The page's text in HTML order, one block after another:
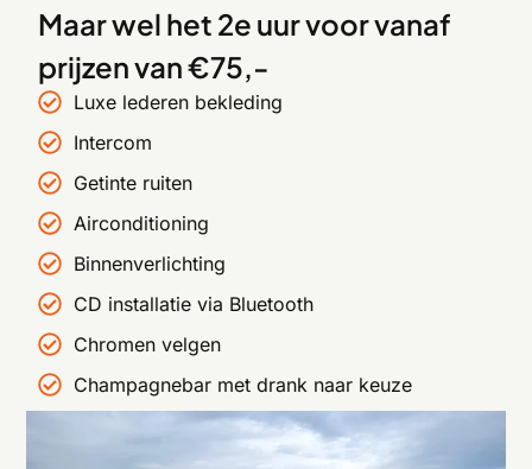
Maar wel het 2e uur voor vanaf
prijzen van €75,-
Luxe lederen bekleding
Intercom
Getinte ruiten
Airconditioning
Binnenverlichting
CD installatie via Bluetooth
Chromen velgen
Champagnebar met drank naar keuze